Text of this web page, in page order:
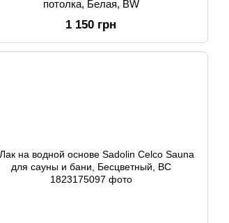
потолка, Белая, BW
1 150 грн